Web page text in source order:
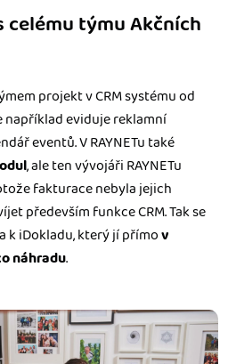
celému týmu Akčních
projekt v CRM systému od
například eviduje reklamní
eventů. V RAYNETu také
, ale ten vývojáři RAYNETu
fakturace nebyla jejich
především funkce CRM. Tak se
k iDokladu, který jí přímov
náhradu.